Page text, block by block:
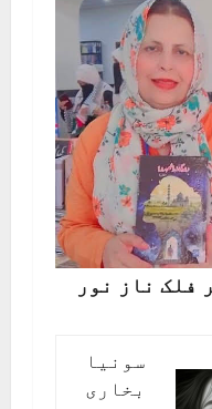
فلک ناز نور
سونیا
بخاری